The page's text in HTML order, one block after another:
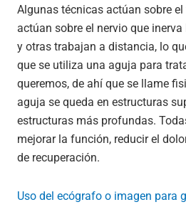
Algunas técnicas actúan sobre
actúan sobre el nervio que
y otras trabajan a distancia, lo
que se utiliza una aguja para
queremos, de ahí que se llame
aguja se queda en estructuras
estructuras más profundas.
mejorar la función, reducir el
de recuperación.
Uso del ecógrafo o imagen para